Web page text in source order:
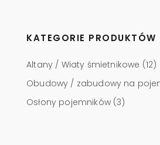
KATEGORIE PRODUKTÓW
Altany / Wiaty śmietnikowe (12)
Obudowy / zabudowy na
Osłony pojemników (3)